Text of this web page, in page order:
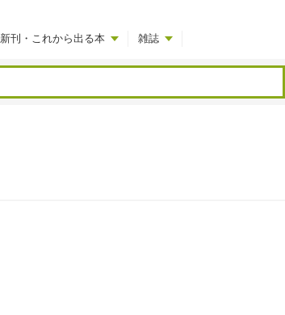
新刊・これから出る本 雑誌